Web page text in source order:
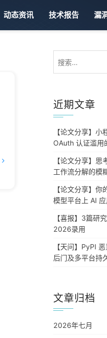
动态资讯 技术报告 漏
索：
近期文章
【论文分享】
OAuth 认证滥用
【论文分享】
工作流分解的模
【论文分享】你
模型平台上 AI
【喜报】3篇研
2026录用
【天问】PyPI
后门及多平台持
文章归档
2026年七月